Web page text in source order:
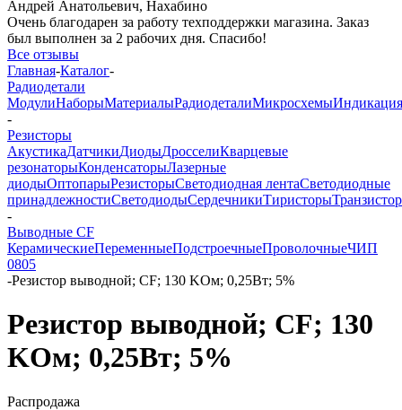
Андрей Анатольевич, Нахабино
Очень благодарен за работу техподдержки магазина. Заказ
был выполнен за 2 рабочих дня. Спасибо!
Все отзывы
Главная-Каталог-
Радиодетали
МодулиНаборыМатериалыРадиодеталиМикросхемыИндикация
-
Резисторы
АкустикаДатчикиДиодыДросселиКварцевые
резонаторыКонденсаторыЛазерные
диодыОптопарыРезисторыСветодиодная лентаСветодиодные
принадлежностиСветодиодыСердечникиТиристоры
-
Выводные CF
КерамическиеПеременныеПодстроечныеПроволочныеЧИП
0805
-Резистор выводной; CF; 130 KОм; 0,25Вт; 5%
Резистор выводной; CF; 130
KОм; 0,25Вт; 5%
Распродажа